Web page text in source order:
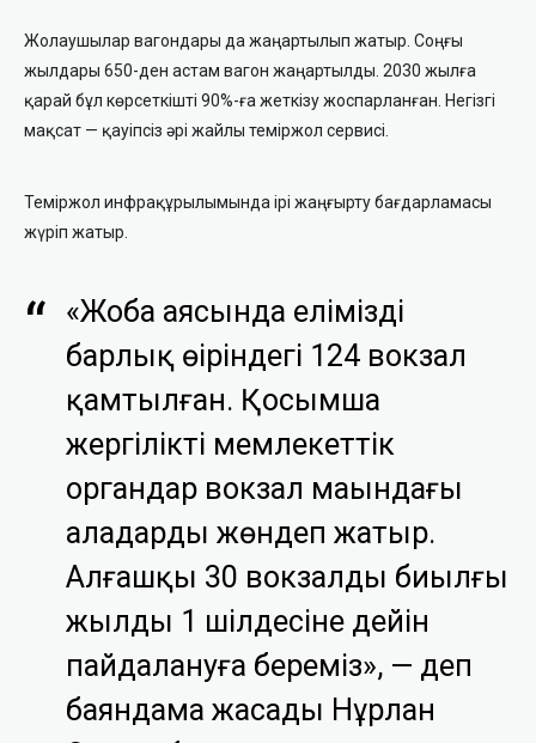
Жолаушылар вагондары да жаңартылып жатыр. Соңғы
жылдары 650-ден астам вагон жаңартылды. 2030 жылға
қарай бұл көрсеткішті 90%-ға жеткізу жоспарланған. Негізгі
мақсат — қауіпсіз әрі жайлы теміржол сервисі.
Теміржол инфрақұрылымында ірі жаңғырту бағдарламасы
жүріп жатыр.
«Жоба аясында еліміздің
барлық өңіріндегі 124 вокзал
қамтылған. Қосымша
жергілікті мемлекеттік
органдар вокзал маңындағы
алаңдарды жөндеп жатыр.
Алғашқы 30 вокзалды биылғы
жылдың 1 шілдесіне дейін
пайдалануға береміз», — деп
баяндама жасады Нұрлан